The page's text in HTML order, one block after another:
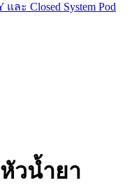
ะ Closed System Pod
วน้ำยา